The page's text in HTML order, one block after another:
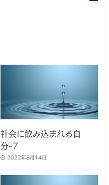
社会に飲み込まれる自
分-7
2022年8月14日